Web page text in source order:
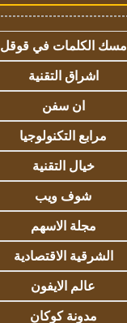
مسك الكلمات في قوقل
اشراق التقنية
ان سفن
مرابع التكنولوجيا
خيال التقنية
شوف ويب
مجلة الاسهم
الشرقية الاقتصادية
عالم الايفون
مدونة كوكان